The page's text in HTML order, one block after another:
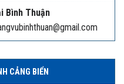
Bình Thuận
CẢNG BIỂN